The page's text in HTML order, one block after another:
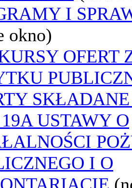
I
okno)
OFERT
USTAWY O
I O